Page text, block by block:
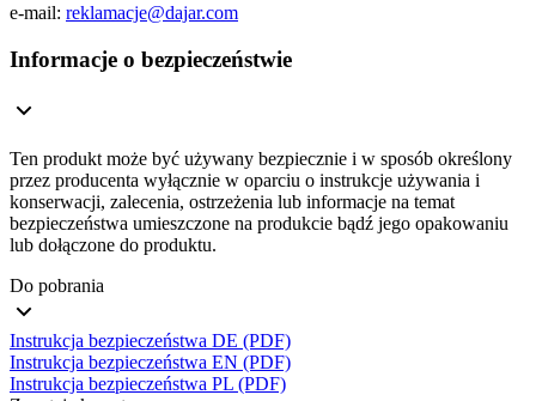
e-mail: reklamacje@dajar.com
Informacje o bezpieczeństwie
Ten produkt może być używany bezpiecznie i w sposób określony
przez producenta wyłącznie w oparciu o instrukcje używania i
konserwacji, zalecenia, ostrzeżenia lub informacje na temat
bezpieczeństwa umieszczone na produkcie bądź jego opakowaniu
lub dołączone do produktu.
Do pobrania
Instrukcja bezpieczeństwa DE (PDF)
Instrukcja bezpieczeństwa EN (PDF)
Instrukcja bezpieczeństwa PL (PDF)